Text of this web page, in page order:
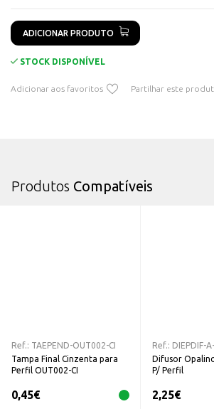
ADICIONAR PRODUTO
STOCK DISPONÍVEL
Adicionar aos favoritos Partilhar este
Produtos Compatíveis
Ref.: TAEPEND-OUT002-CI
Tampa Final Cinzenta para
Perfil OUT002-CI
0,45€
Ref.: DIEPDIF-
Difusor
P/ Perfil
2,25€